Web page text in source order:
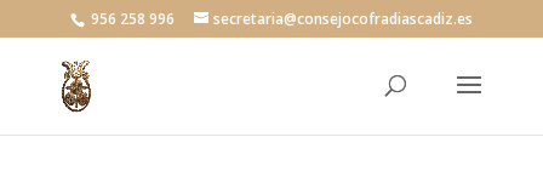
956 258 996 secretaria@consejocofradiascadiz.es